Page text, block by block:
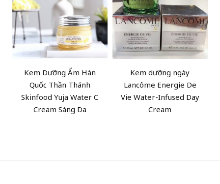
Kem Dưỡng Ẩm Hàn
Quốc Thần Thánh
Skinfood Yuja Water C
Cream Sáng Da
Kem dưỡng ngày
Lancôme Energie De
Vie Water-Infused Day
Cream